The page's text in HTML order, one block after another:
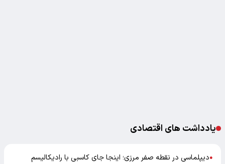
یادداشت های اقتصادی
●دیپلماسی در نقطه صفر مرزی؛ اینجا جای کاسبی با رادیکالیسم